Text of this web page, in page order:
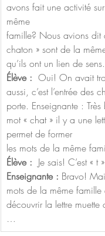
avons fait une activité
même
famille? Nous avions dit
chaton » sont de la
qu’ils ont un lien de sens.
Élève :
Oui! On avait
aussi, c’est l’entrée des
porte. Enseignante :
mot « chat » il y a une
permet de former
les mots de la même
Élève : Je sais! C’est « t
Enseignante : Bravo!
mots de la même
découvrir la lettre muette
…